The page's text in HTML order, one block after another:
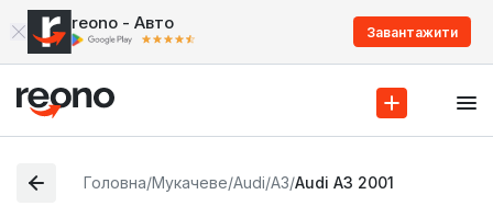
reono - Авто Завантажити
Головна/Мукачеве/Audi/A3/Audi A3 2001